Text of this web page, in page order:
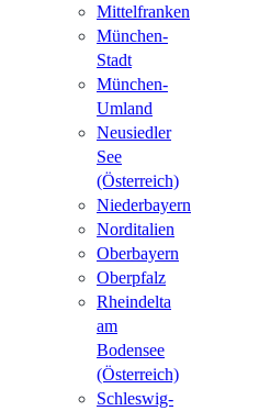
Mittelfranken
München-
Stadt
München-
Umland
Neusiedler
See
(Österreich)
Niederbayern
Norditalien
Oberbayern
Oberpfalz
Rheindelta
am
Bodensee
(Österreich)
Schleswig-